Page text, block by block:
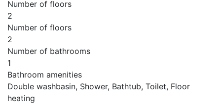
Number of floors
2
Number of floors
2
Number of bathrooms
1
Bathroom amenities
Double washbasin, Shower, Bathtub, Toilet, Floor
heating